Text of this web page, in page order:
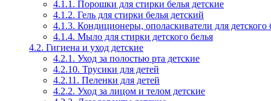
4.1.1. Порошки для стирки белья детские
4.1.2. Гель для стирки белья детский
4.1.3. Кондиционеры, ополаскиватели для детского
4.1.4. Мыло для стирки детского белья
4.2. Гигиена и уход детские
4.2.1. Уход за полостью рта детские
4.2.10. Трусики для детей
4.2.11. Пеленки для детей
4.2.2. Уход за лицом и телом детские